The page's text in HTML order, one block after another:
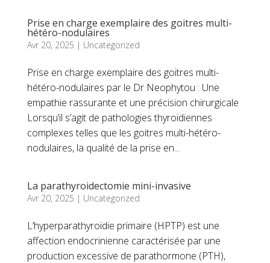
Prise en charge exemplaire des goitres multi-
hétéro-nodulaires
Avr 20, 2025 | Uncategorized
Prise en charge exemplaire des goitres multi-
hétéro-nodulaires par le Dr Neophytou : Une
empathie rassurante et une précision chirurgicale
Lorsqu’il s’agit de pathologies thyroïdiennes
complexes telles que les goitres multi-hétéro-
nodulaires, la qualité de la prise en...
La parathyroidectomie mini-invasive
Avr 20, 2025 | Uncategorized
L’hyperparathyroïdie primaire (HPTP) est une
affection endocrinienne caractérisée par une
production excessive de parathormone (PTH),